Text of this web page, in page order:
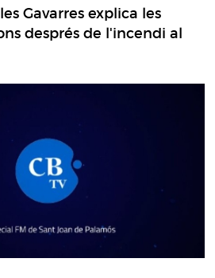
Gavarres explica les
després de l'incendi al